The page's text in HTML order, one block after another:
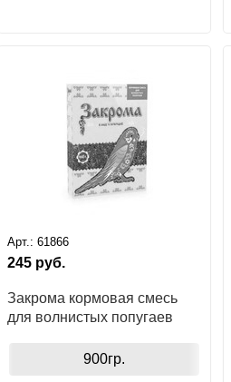
Арт.: 61866
245руб.
Закрома кормовая смесь
для волнистых попугаев
900гр.